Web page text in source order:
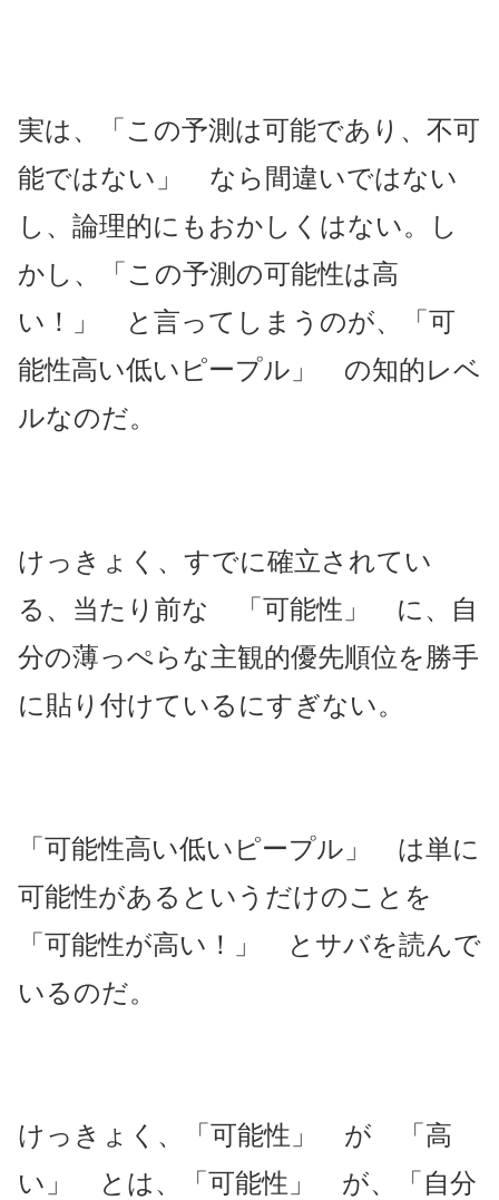
実は、「この予測は可能であり、不可
能ではない」 なら間違いではない
し、論理的にもおかしくはない。し
かし、「この予測の可能性は高
い！」 と言ってしまうのが、「可
能性高い低いピープル」 の知的レベ
ルなのだ。
けっきょく、すでに確立されてい
る、当たり前な 「可能性」 に、自
分の薄っぺらな主観的優先順位を勝手
に貼り付けているにすぎない。
「可能性高い低いピープル」 は単に
可能性があるというだけのことを
「可能性が高い！」 とサバを読んで
いるのだ。
けっきょく、「可能性」 が 「高
い」 とは、「可能性」 が、「自分